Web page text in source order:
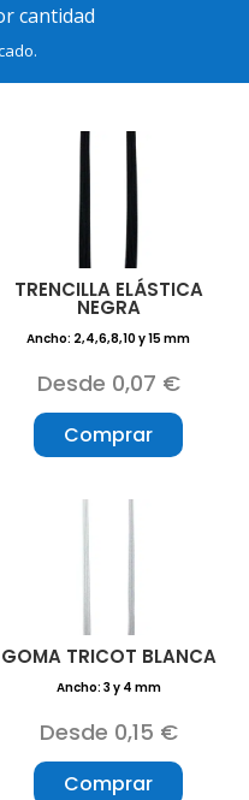
cantidad
TRENCILLA ELÁSTICA
NEGRA
Ancho: 2,4,6,8,10 y 15 mm
Desde 0,07 €
Comprar
GOMA TRICOT BLANCA
Ancho: 3 y 4 mm
Desde 0,15 €
Comprar